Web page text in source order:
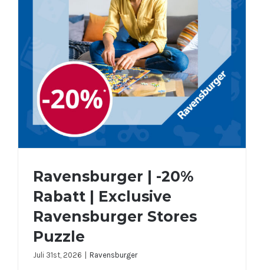
Ravensburger | -20% Rabatt |
Ravensburger | -20%
Rabatt | Exclusive
Ravensburger Stores
Puzzle
Juli 31st, 2026 Ravensburger